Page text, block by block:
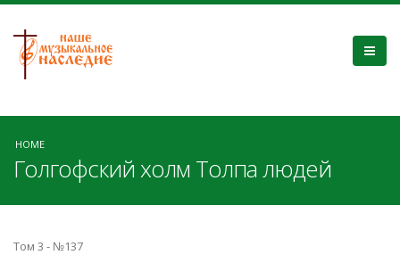
HOME
Голгофский холм Толпа людей
Том 3 - №137